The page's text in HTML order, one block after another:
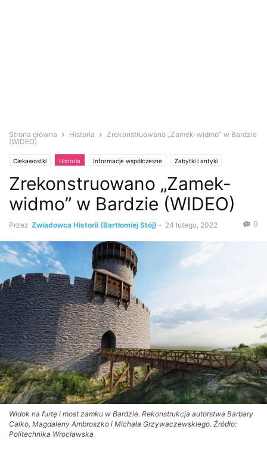
Strona główna Historia
Zrekonstruowano „Zamek-widmo” w Bardzie
(WIDEO)
Ciekawostki Historia Informacje współczesne Zabytki i antyki
Zrekonstruowano „Zamek-
widmo” w Bardzie (WIDEO)
Przez Zwiadowca Historii (Bartłomiej Stój) - 24 lutego, 2022 0
Widok na furtę i most zamku w Bardzie. Rekonstrukcja autorstwa Barbary
Całko, Magdaleny Ambroszko i Michała Grzywaczewskiego. Źródło:
Politechnika Wrocławska